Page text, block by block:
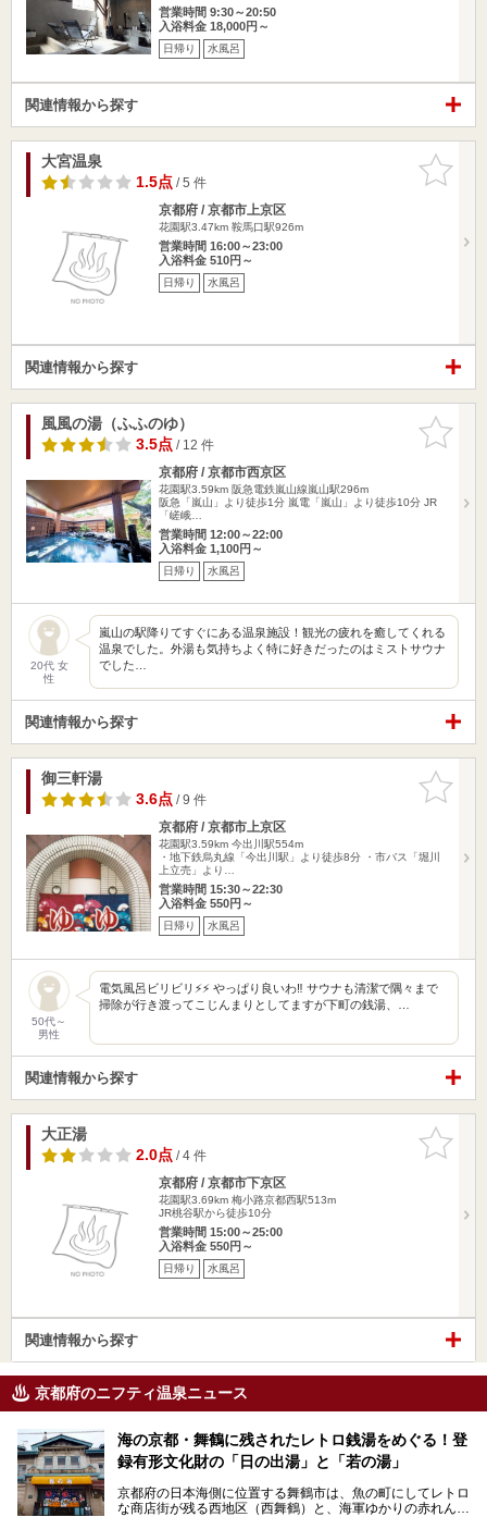
営業時間 9:30～20:50
入浴料金 18,000円～
日帰り 水風呂
関連情報から探す
お気に入
りに追加
大宮温泉
1.5点/ 5 件
京都府 / 京都市上京区
花園駅3.47km 鞍馬口駅926m
営業時間 16:00～23:00
入浴料金 510円～
日帰り 水風呂
関連情報から探す
お気に入
りに追加
風風の湯（ふふのゆ）
3.5点/ 12 件
京都府 / 京都市西京区
花園駅3.59km 阪急電鉄嵐山線嵐山駅296m
阪急「嵐山」より徒歩1分 嵐電「嵐山」より徒歩10分 JR
「嵯峨…
営業時間 12:00～22:00
入浴料金 1,100円～
日帰り 水風呂
20代 女
性
嵐山の駅降りてすぐにある温泉施設！観光の疲れを癒してくれる
温泉でした。外湯も気持ちよく特に好きだったのはミストサウナ
でした…
関連情報から探す
お気に入
りに追加
御三軒湯
3.6点/ 9 件
京都府 / 京都市上京区
花園駅3.59km 今出川駅554m
・地下鉄烏丸線「今出川駅」より徒歩8分 ・市バス「堀川
上立売」より…
営業時間 15:30～22:30
入浴料金 550円～
日帰り 水風呂
50代～
男性
電気風呂ビリビリ⚡️⚡️ やっぱり良いわ‼️ サウナも清潔で隅々まで
掃除が行き渡ってこじんまりとしてますが下町の銭湯、…
関連情報から探す
お気に入
りに追加
大正湯
2.0点/ 4 件
京都府 / 京都市下京区
花園駅3.69km 梅小路京都西駅513m
JR桃谷駅から徒歩10分
営業時間 15:00～25:00
入浴料金 550円～
日帰り 水風呂
関連情報から探す
京都府のニフティ温泉ニュース
海の京都・舞鶴に残されたレトロ銭湯をめぐる！登
録有形文化財の「日の出湯」と「若の湯」
京都府の日本海側に位置する舞鶴市は、魚の町にしてレトロ
な商店街が残る西地区（西舞鶴）と、海軍ゆかりの赤れんが